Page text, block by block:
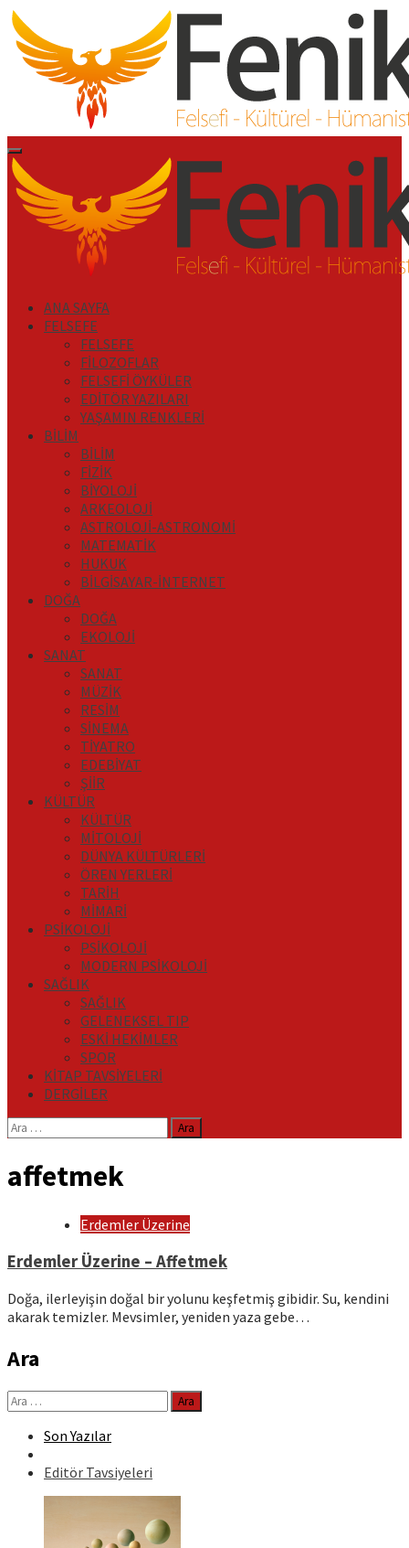
İçeriği
Geç
Primary
Menu
ANA SAYFA
FELSEFE
FELSEFE
FİLOZOFLAR
FELSEFİ ÖYKÜLER
EDİTÖR YAZILARI
YAŞAMIN RENKLERİ
BİLİM
BİLİM
FİZİK
BİYOLOJİ
ARKEOLOJİ
ASTROLOJİ-ASTRONOMİ
MATEMATİK
HUKUK
BİLGİSAYAR-İNTERNET
DOĞA
DOĞA
EKOLOJİ
SANAT
SANAT
MÜZİK
RESİM
SİNEMA
TİYATRO
EDEBİYAT
ŞİİR
KÜLTÜR
KÜLTÜR
MİTOLOJİ
DÜNYA KÜLTÜRLERİ
ÖREN YERLERİ
TARİH
MİMARİ
PSİKOLOJİ
PSİKOLOJİ
MODERN PSİKOLOJİ
SAĞLIK
SAĞLIK
GELENEKSEL TIP
ESKİ HEKİMLER
SPOR
KİTAP TAVSİYELERİ
DERGİLER
Arama:
affetmek
Erdemler Üzerine
Erdemler Üzerine – Affetmek
Doğa, ilerleyişin doğal bir yolunu keşfetmiş gibidir. Su, kendini
akarak temizler. Mevsimler, yeniden yaza gebe…
Ara
Arama:
Son Yazılar
Editör Tavsiyeleri